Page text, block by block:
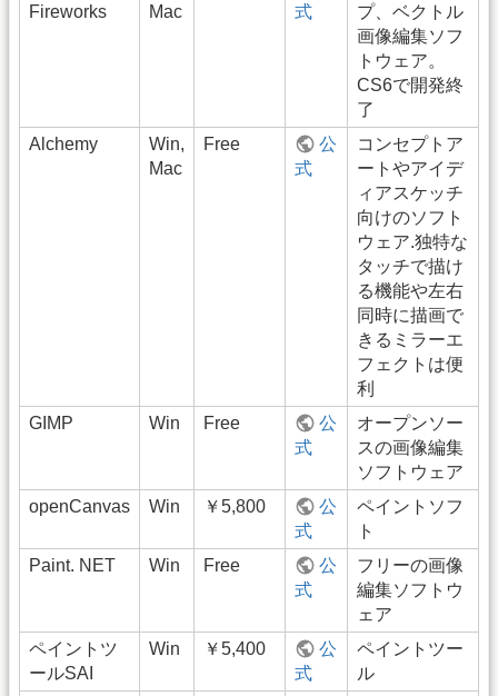
Fireworks Mac 式
プ、ベクトル
画像編集ソフ
トウェア。
CS6で開発終
了
Alchemy
Win,
Mac
Free
公
式
コンセプトア
ートやアイデ
ィアスケッチ
向けのソフト
ウェア.独特な
タッチで描け
る機能や左右
同時に描画で
きるミラーエ
フェクトは便
利
GIMP
Win Free
公
式
オープンソー
スの画像編集
ソフトウェア
openCanvas
Win ￥5,800
公
式
ペイントソフ
ト
Paint. NET
Win Free
公
式
フリーの画像
編集ソフトウ
ェア
ペイントツ
ールSAI
Win ￥5,400
公
式
ペイントツー
ル